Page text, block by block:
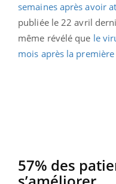
semaines après avoir
publiée le 22 avril
même révélé que le
mois après la
57% des